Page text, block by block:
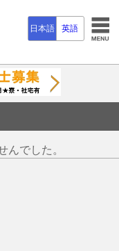
日本語 英語
んでした。